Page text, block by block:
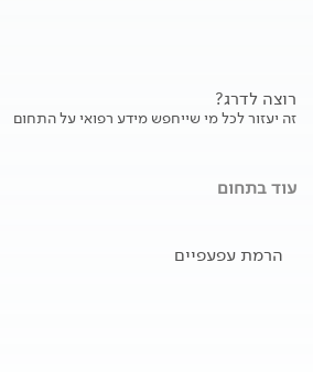
רוצה לדרג?
זה יעזור לכל מי שייחפש מידע רפואי על התחום
עוד בתחום
הרמת עפעפיים